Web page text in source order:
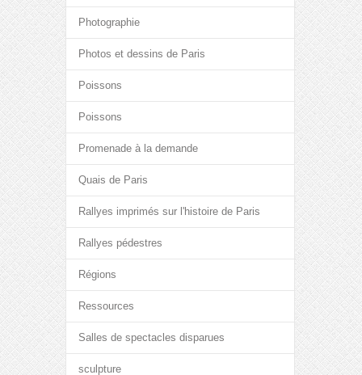
Photographie
Photos et dessins de Paris
Poissons
Poissons
Promenade à la demande
Quais de Paris
Rallyes imprimés sur l'histoire de Paris
Rallyes pédestres
Régions
Ressources
Salles de spectacles disparues
sculpture